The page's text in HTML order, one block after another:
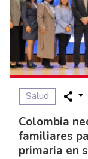
Salud
Colombia
familiares
primaria en